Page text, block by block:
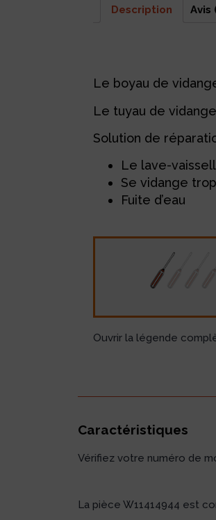
Description Avis
Le boyau de
Le tuyau de
Solution de
Le lave-
Se vidange
Fuite d’eau
Ouvrir la légende
Caractéristiques
Vérifiez votre numéro de
La pièce W11414944 est